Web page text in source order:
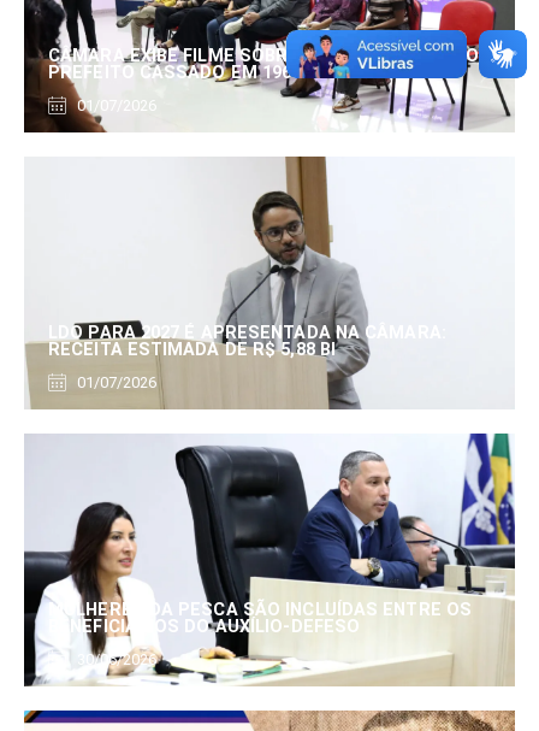
CÂMARA EXIBE FILME SOBRE EDUARDO SERRANO,
PREFEITO CASSADO EM 1960
01/07/2026
LDO PARA 2027 É APRESENTADA NA CÂMARA:
RECEITA ESTIMADA DE R$ 5,88 BI
01/07/2026
MULHERES DA PESCA SÃO INCLUÍDAS ENTRE OS
BENEFICIÁRIOS DO AUXÍLIO-DEFESO
30/06/2026